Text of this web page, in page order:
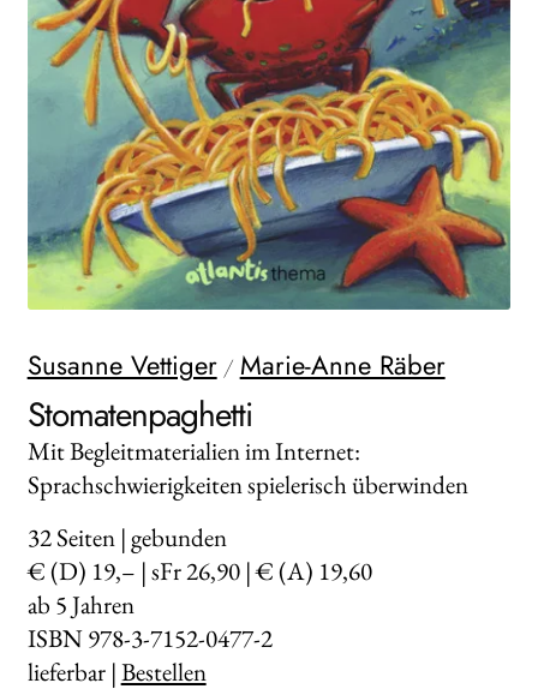
WEITERE VERLAGE
Search:
Susanne Vettiger/ Marie-Anne Räber
Stomatenpaghetti
Mit Begleitmaterialien im Internet:
Sprachschwierigkeiten spielerisch überwinden
32Seiten | gebunden
€ (D) 19,– | sFr 26,90 | € (A) 19,60
ab 5 Jahren
ISBN 978-3-7152-0477-2
lieferbar |Bestellen